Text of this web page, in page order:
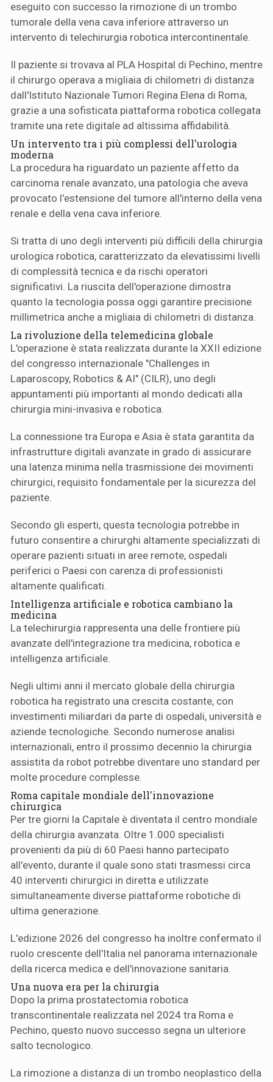
eseguito con successo la rimozione di un trombo
tumorale della vena cava inferiore attraverso un
intervento di telechirurgia robotica intercontinentale.
Il paziente si trovava al PLA Hospital di Pechino, mentre
il chirurgo operava a migliaia di chilometri di distanza
dall'Istituto Nazionale Tumori Regina Elena di Roma,
grazie a una sofisticata piattaforma robotica collegata
tramite una rete digitale ad altissima affidabilità.
Un intervento tra i più complessi dell'urologia
moderna
La procedura ha riguardato un paziente affetto da
carcinoma renale avanzato, una patologia che aveva
provocato l'estensione del tumore all'interno della vena
renale e della vena cava inferiore.
Si tratta di uno degli interventi più difficili della chirurgia
urologica robotica, caratterizzato da elevatissimi livelli
di complessità tecnica e da rischi operatori
significativi. La riuscita dell'operazione dimostra
quanto la tecnologia possa oggi garantire precisione
millimetrica anche a migliaia di chilometri di distanza.
La rivoluzione della telemedicina globale
L'operazione è stata realizzata durante la XXII edizione
del congresso internazionale "Challenges in
Laparoscopy, Robotics & AI" (CILR), uno degli
appuntamenti più importanti al mondo dedicati alla
chirurgia mini-invasiva e robotica.
La connessione tra Europa e Asia è stata garantita da
infrastrutture digitali avanzate in grado di assicurare
una latenza minima nella trasmissione dei movimenti
chirurgici, requisito fondamentale per la sicurezza del
paziente.
Secondo gli esperti, questa tecnologia potrebbe in
futuro consentire a chirurghi altamente specializzati di
operare pazienti situati in aree remote, ospedali
periferici o Paesi con carenza di professionisti
altamente qualificati.
Intelligenza artificiale e robotica cambiano la
medicina
La telechirurgia rappresenta una delle frontiere più
avanzate dell'integrazione tra medicina, robotica e
intelligenza artificiale.
Negli ultimi anni il mercato globale della chirurgia
robotica ha registrato una crescita costante, con
investimenti miliardari da parte di ospedali, università e
aziende tecnologiche. Secondo numerose analisi
internazionali, entro il prossimo decennio la chirurgia
assistita da robot potrebbe diventare uno standard per
molte procedure complesse.
Roma capitale mondiale dell'innovazione
chirurgica
Per tre giorni la Capitale è diventata il centro mondiale
della chirurgia avanzata. Oltre 1.000 specialisti
provenienti da più di 60 Paesi hanno partecipato
all'evento, durante il quale sono stati trasmessi circa
40 interventi chirurgici in diretta e utilizzate
simultaneamente diverse piattaforme robotiche di
ultima generazione.
L'edizione 2026 del congresso ha inoltre confermato il
ruolo crescente dell'Italia nel panorama internazionale
della ricerca medica e dell'innovazione sanitaria.
Una nuova era per la chirurgia
Dopo la prima prostatectomia robotica
transcontinentale realizzata nel 2024 tra Roma e
Pechino, questo nuovo successo segna un ulteriore
salto tecnologico.
La rimozione a distanza di un trombo neoplastico della